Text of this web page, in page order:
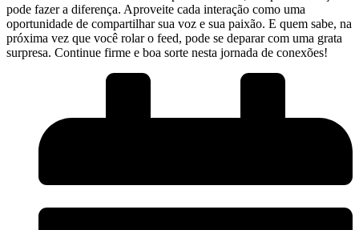
‌pode‌ fazer a diferença. Aproveite⁣ cada interação como uma
oportunidade de compartilhar sua voz e sua‍ paixão. E quem sabe, ‍na
próxima ⁢vez que você rolar o ‌feed, pode se deparar com uma grata‌
surpresa. ‌Continue firme ​e boa sorte nesta jornada de⁣ conexões!